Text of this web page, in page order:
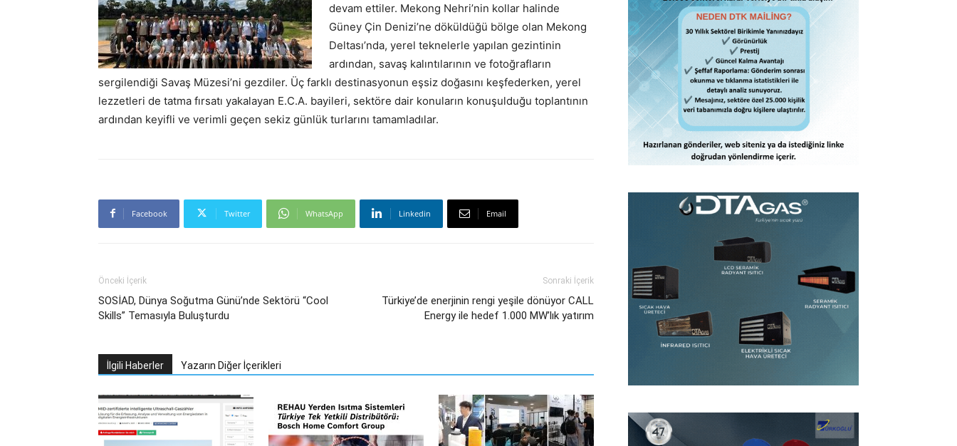
devam ettiler. Mekong Nehri’nin kollar halinde
Güney Çin Denizi’ne döküldüğü bölge olan Mekong
Deltası’nda, yerel teknelerle yapılan gezintinin
ardından, savaş kalıntılarının ve fotoğrafların
sergilendiği Savaş Müzesi’ni gezdiler. Üç farklı destinasyonun eşsiz doğasını keşfederken, yerel
lezzetleri de tatma fırsatı yakalayan E.C.A. bayileri, sektöre dair konuların konuşulduğu toplantının
ardından keyifli ve verimli geçen sekiz günlük turlarını tamamladılar.
Facebook Twitter WhatsApp Linkedin Email
Önceki İçerik
SOSİAD, Dünya Soğutma Günü’nde Sektörü “Cool
Skills” Temasıyla Buluşturdu
Sonraki İçerik
Türkiye’de enerjinin rengi yeşile dönüyor CALL
Energy ile hedef 1.000 MW’lık yatırım
İlgili Haberler Yazarın Diğer İçerikleri